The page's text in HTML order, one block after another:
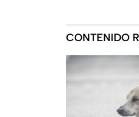
CONTENIDO